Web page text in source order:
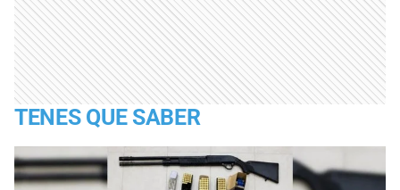
TENES QUE SABER